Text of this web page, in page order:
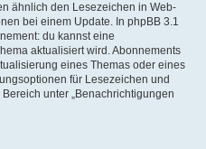
ähnlich den Lesezeichen in Web-
bei einem Update. In phpBB 3.1
du kannst eine
aktualisiert wird. Abonnements
eines Themas oder eines
für Lesezeichen und
unter „Benachrichtigungen